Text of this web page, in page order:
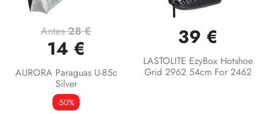
Antes28 €
14 €
AURORA Paraguas U-85c
Silver
-50%
39 €
LASTOLITE EzyBox Hotshoe
Grid 2962 54cm For 2462